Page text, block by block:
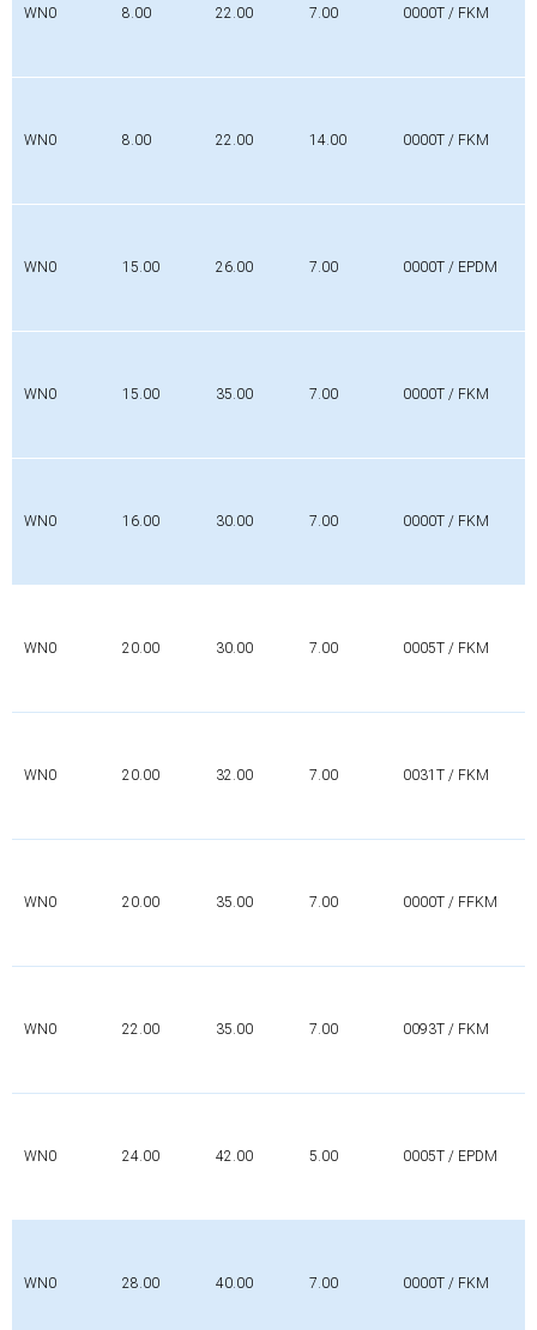
WN0 8.00 22.00 7.00 0000T / FKM
WN0 8.00 22.00 14.00 0000T / FKM
WN0 15.00 26.00 7.00 0000T / EPDM
WN0 15.00 35.00 7.00 0000T / FKM
WN0 16.00 30.00 7.00 0000T / FKM
WN0 20.00 30.00 7.00 0005T / FKM
WN0 20.00 32.00 7.00 0031T / FKM
WN0 20.00 35.00 7.00 0000T / FFKM
WN0 22.00 35.00 7.00 0093T / FKM
WN0 24.00 42.00 5.00 0005T / EPDM
WN0 28.00 40.00 7.00 0000T / FKM